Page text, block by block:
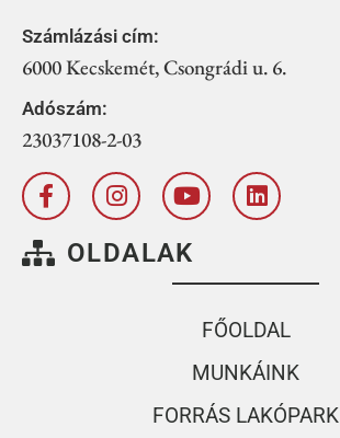
Számlázási cím:
6000 Kecskemét, Csongrádi u. 6.
Adószám:
23037108-2-03
OLDALAK
FŐOLDAL
MUNKÁINK
FORRÁS LAKÓPARK